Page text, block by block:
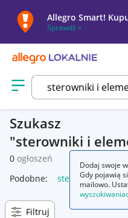
Allegro Smart!
Sprawdź »
Otwórz menu z kategoriami
Szukasz
sterowniki i
0 ogłoszeń
Podobne: sterowniki i
Filtruj
Dodaj swoje
Gdy pojawią
mailowo.